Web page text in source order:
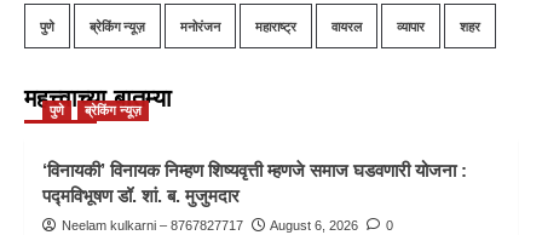
पुणे ब्रेकिंग न्यूज़ मनोरंजन महाराष्ट्र वायरल व्यापार शहर
महत्त्वाच्या बातम्या
पुणे ब्रेकिंग न्यूज़
‘विनायकी’ विनायक निम्हण शिष्यवृत्ती म्हणजे समाज घडवणारी योजना :
पद्मविभूषण डॉ. शां. ब. मुजुमदार
Neelam kulkarni – 8767827717 August 6, 2026 0